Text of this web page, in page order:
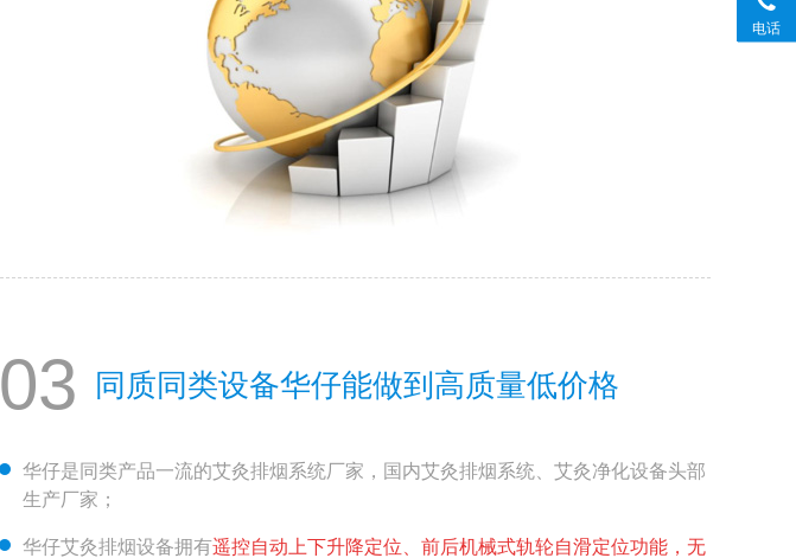
03 同质同类设备华仔能做到高质量低价格
华仔是同类产品一流的艾灸排烟系统厂家，国内艾灸排烟系统、艾灸净化设备头部
生产厂家；
华仔艾灸排烟设备拥有遥控自动上下升降定位、前后机械式轨轮自滑定位功能，无
电话